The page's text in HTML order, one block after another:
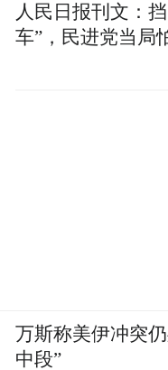
人民日报刊文：
车”，民进党当局
万斯称美伊冲突
中段”